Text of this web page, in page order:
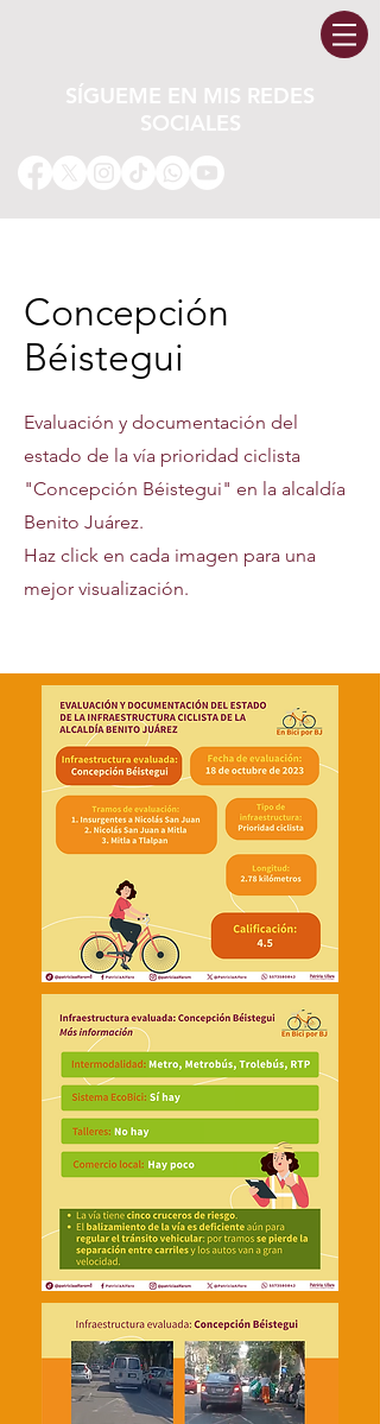
SÍGUEME EN MIS REDES
SOCIALES
Concepción
Béistegui
Evaluación y documentación del
estado de la vía prioridad ciclista
"Concepción Béistegui" en la alcaldía
Benito Juárez.
Haz click en cada imagen para una
mejor visualización.